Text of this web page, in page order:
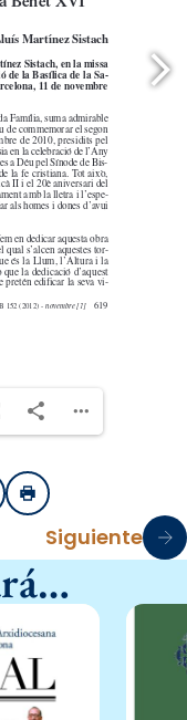
Imprimir
Siguiente